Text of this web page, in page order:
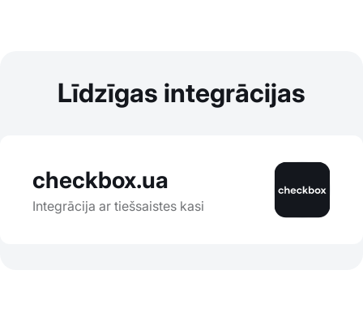
Līdzīgas integrācijas
checkbox.ua
Integrācija ar tiešsaistes kasi